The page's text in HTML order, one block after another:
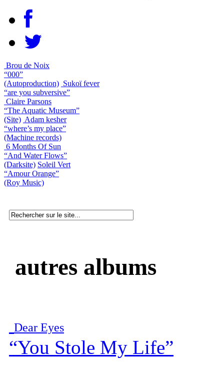
Brou de Noix
“000”
(Autoproduction) Sukoï fever
“are you subversive”
Claire Parsons
“The Aquatic Museum”
(Site) Adam kesher
“where’s my place”
(Machine records)
6 Months Of Sun
“And Water Flows”
(Darksite) Soleil Vert
“Amour Orange”
(Roy Music)
autres albums
Dear Eyes
“You Stole My Life”